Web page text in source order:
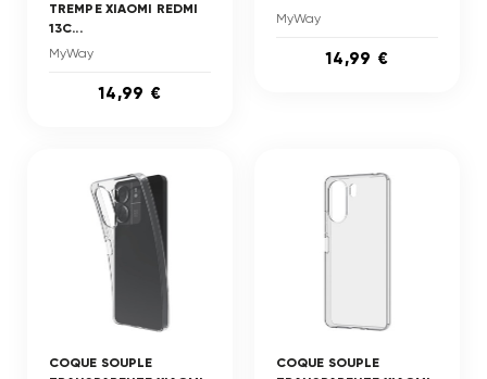
TREMPE XIAOMI REDMI
13C...
MyWay
14,99 €
MyWay
14,99 €
COQUE SOUPLE
COQUE SOUPLE